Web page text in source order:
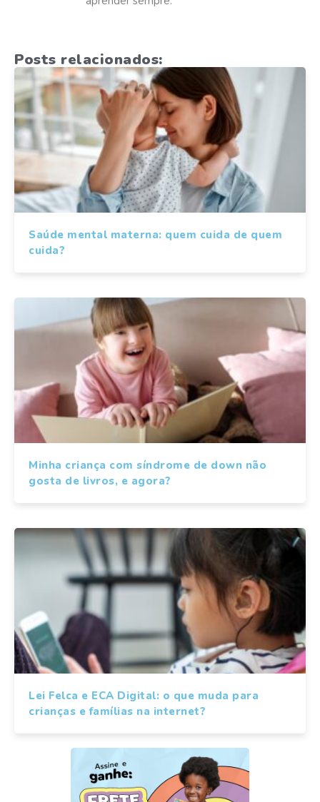
Posts relacionados:
Saúde mental materna: quem cuida de quem
cuida?
Minha criança com síndrome de down não
gosta de livros, e agora?
Lei Felca e ECA Digital: o que muda para
crianças e famílias na internet?